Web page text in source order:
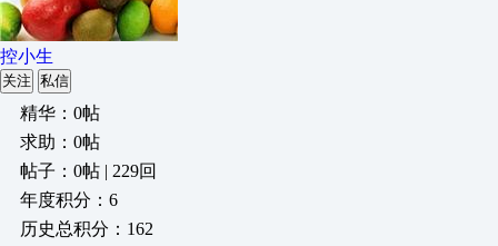
控小生
关注 私信
精华：0帖
求助：0帖
帖子：0帖 | 229回
年度积分：6
历史总积分：162